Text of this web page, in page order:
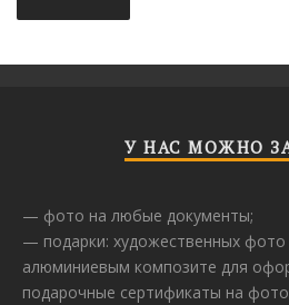
У НАС МОЖНО
— фото на любые документы;
— подарки: художественных фото
алюминиевым композите для
подарочные сертификаты на